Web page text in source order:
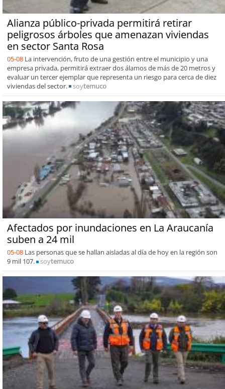
Alianza público-privada permitirá retirar
peligrosos árboles que amenazan viviendas
en sector Santa Rosa
05-08 La intervención, fruto de una gestión entre el municipio y una
empresa privada, permitirá extraer dos álamos de más de 20 metros y
evaluar un tercer ejemplar que representa un riesgo para cerca de diez
viviendas del sector.
soytemuco
Afectados por inundaciones en La Araucanía
suben a 24 mil
05-08 Las personas que se hallan aisladas al día de hoy en la región son
9 mil 107.
soytemuco